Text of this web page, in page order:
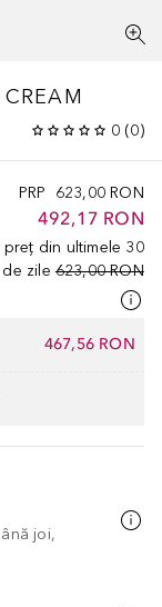
0 (0)
PRP 623,00 RON
492,17 RON
preț din ultimele 30
de zile 623,00 RON
467,56 RON
joi,